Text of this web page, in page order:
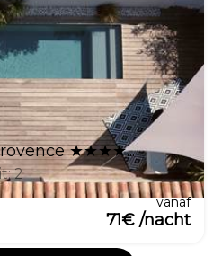
★★★★...
2
vanaf
71€ /nacht